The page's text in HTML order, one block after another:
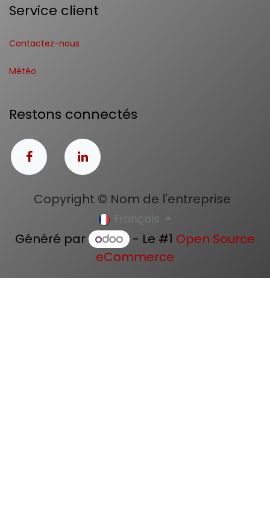
Service client
Contactez-nous
Météo
Restons connectés
Copyright © Nom de l'entreprise
Français
Généré par - Le #1 Open Source
eCommerce